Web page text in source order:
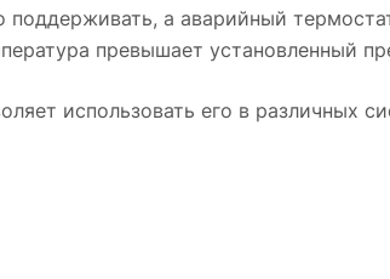
а аварийный
превышает установленный
использовать его в различных